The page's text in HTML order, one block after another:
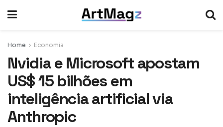
Home Economia
Nvidia e Microsoft apostam
US$ 15 bilhões em
inteligência artificial via
Anthropic